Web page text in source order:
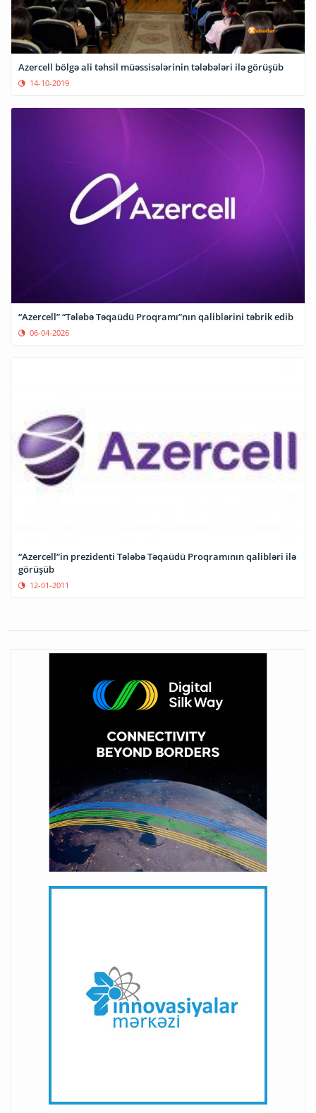
Azercell bölgə ali təhsil müəssisələrinin tələbələri ilə görüşüb
14-10-2019
“Azercell” “Tələbə Təqaüdü Proqramı”nın qaliblərini təbrik edib
06-04-2026
“Azercell”in prezidenti Tələbə Təqaüdü Proqramının qalibləri ilə
görüşüb
12-01-2011